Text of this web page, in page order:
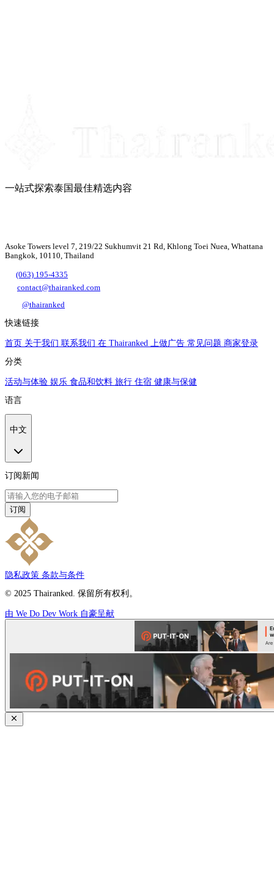
一站式探索泰国最佳精选内容
Asoke Towers level 7, 219/22 Sukhumvit 21 Rd, Khlong Toei Nuea, Whattana
Bangkok, 10110, Thailand
(063) 195-4335
contact@thairanked.com
@thairanked
快速链接
首页 关于我们 联系我们 在 Thairanked 上做广告 常见问题 商家登录
分类
活动与体验 娱乐 食品和饮料 旅行 住宿 健康与保健
语言
中文
订阅新闻
订阅
隐私政策 条款与条件
© 2025 Thairanked. 保留所有权利。
由 We Do Dev Work 自豪呈献